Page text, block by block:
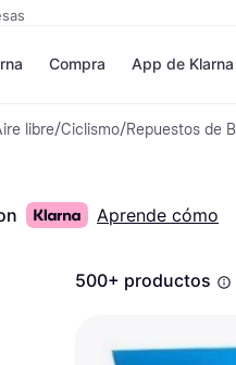
Formas de
Paga en 3 plazos
Paga en 30 días
Klarna en Apple
Compra
Tiendas
Zalando Prive
Zara
App de Klarna
libre/Ciclismo/Repuestos de
Aprende cómo
500+ productos